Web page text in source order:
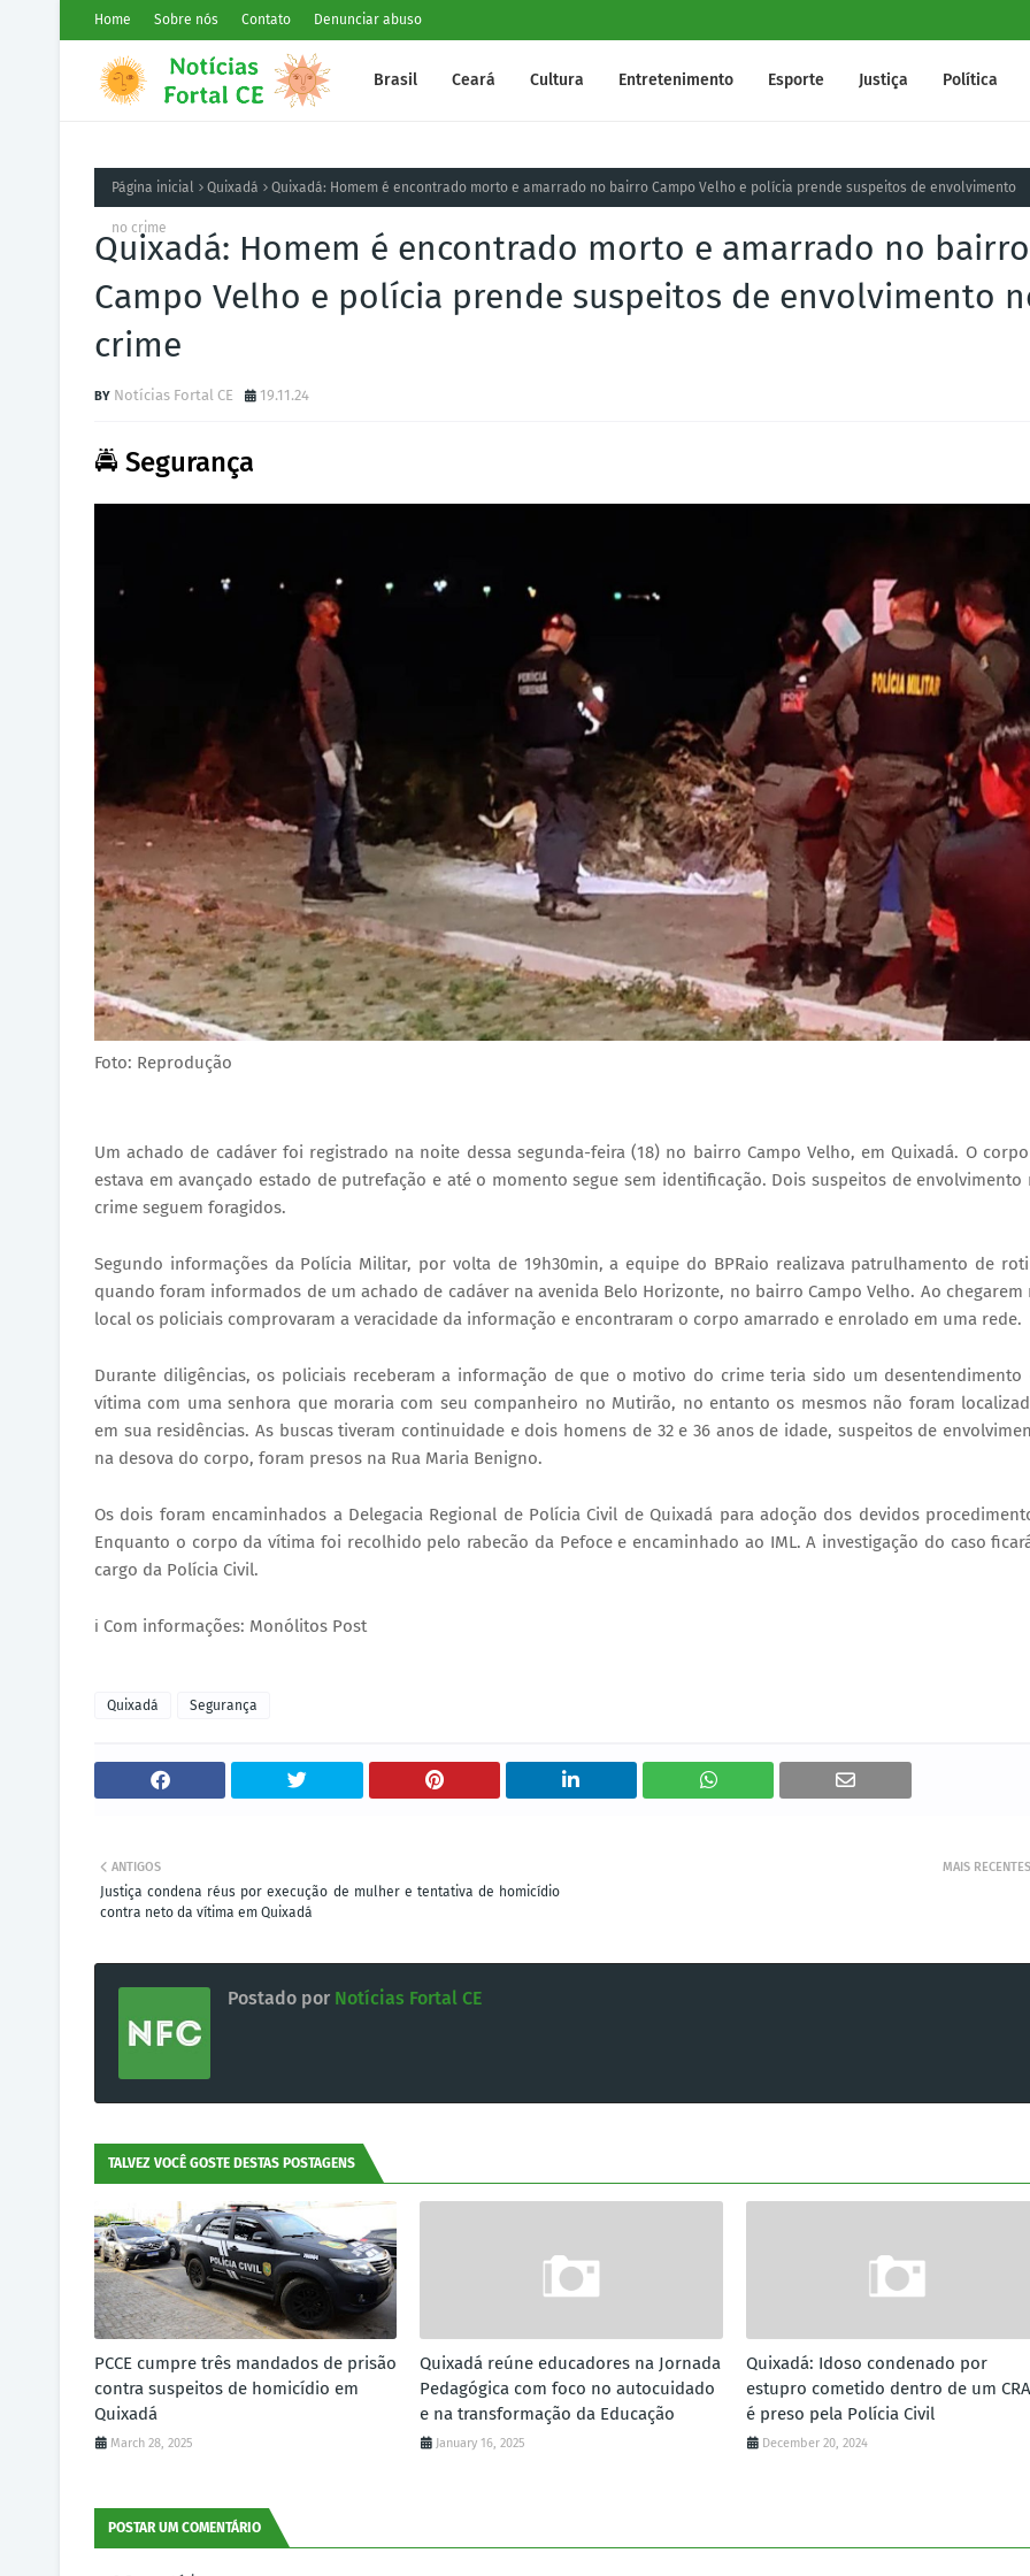
Home Sobre nós Contato Denunciar abuso
Brasil Ceará Cultura Entretenimento Esporte Justiça Política
Página inicial Quixadá Quixadá: Homem é encontrado morto e amarrado no bairro Campo Velho e polícia prende suspeitos de envolvimento
no crime
Quixadá: Homem é encontrado morto e amarrado no bairro
Campo Velho e polícia prende suspeitos de envolvimento
crime
Notícias Fortal CE 19.11.24
🚔 Segurança
Foto: Reprodução
Um achado de cadáver foi registrado na noite dessa segunda-feira (18) no bairro Campo Velho, em Quixadá. O
estava em avançado estado de putrefação e até o momento segue sem identificação. Dois suspeitos de envolvimento
crime seguem foragidos.
Segundo informações da Polícia Militar, por volta de 19h30min, a equipe do BPRaio realizava patrulhamento de
quando foram informados de um achado de cadáver na avenida Belo Horizonte, no bairro Campo Velho. Ao chegarem
local os policiais comprovaram a veracidade da informação e encontraram o corpo amarrado e enrolado em uma rede.
Durante diligências, os policiais receberam a informação de que o motivo do crime teria sido um desentendimento
vítima com uma senhora que moraria com seu companheiro no Mutirão, no entanto os mesmos não foram
em sua residências. As buscas tiveram continuidade e dois homens de 32 e 36 anos de idade, suspeitos de
na desova do corpo, foram presos na Rua Maria Benigno.
Os dois foram encaminhados a Delegacia Regional de Polícia Civil de Quixadá para adoção dos devidos
Enquanto o corpo da vítima foi recolhido pelo rabecão da Pefoce e encaminhado ao IML. A investigação do caso
cargo da Polícia Civil.
ℹ️ Com informações: Monólitos Post
Quixadá Segurança
MAIS RECENTES
ANTIGOS
Justiça condena réus por execução de mulher e tentativa de homicídio
contra neto da vítima em Quixadá
Postado por Notícias Fortal CE
TALVEZ VOCÊ GOSTE DESTAS POSTAGENS
PCCE cumpre três mandados de prisão
contra suspeitos de homicídio em
Quixadá
March 28, 2025
Quixadá reúne educadores na Jornada
Pedagógica com foco no autocuidado
e na transformação da Educação
January 16, 2025
Quixadá: Idoso condenado por
estupro cometido dentro de um
é preso pela Polícia Civil
December 20, 2024
POSTAR UM COMENTÁRIO